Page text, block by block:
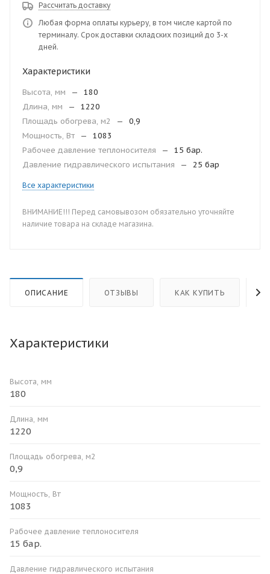
Рассчитать доставку
Любая форма оплаты курьеру, в том числе картой по
терминалу. Срок доставки складских позиций до 3-х
дней.
Характеристики
Высота, мм —
180
Длина, мм
—
1220
Площадь обогрева, м2
—
0,9
Мощность, Вт
—
1083
Рабочее давление теплоносителя
—
15 бар.
Давление гидравлического испытания
— 25 бар
Все характеристики
ВНИМАНИЕ!!! Перед самовывозом обязательно уточняйте
наличие товара на складе магазина.
ОПИСАНИЕ ОТЗЫВЫ КАК КУПИТЬ
Характеристики
Высота, мм
180
Длина, мм
1220
Площадь обогрева, м2
0,9
Мощность, Вт
1083
Рабочее давление теплоносителя
15 бар.
Давление гидравлического испытания